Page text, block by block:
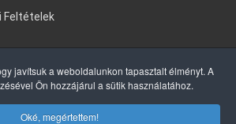
Feltételek
KFT. MINDEN JOG FENNTARTVA.
javítsuk a weboldalunkon tapasztalt élményt. A
Ön hozzájárul a sütik használatához.
Oké, megértettem!